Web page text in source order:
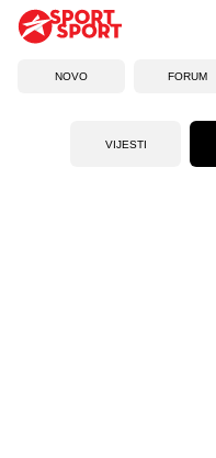
NOVO FORUM
VIJESTI